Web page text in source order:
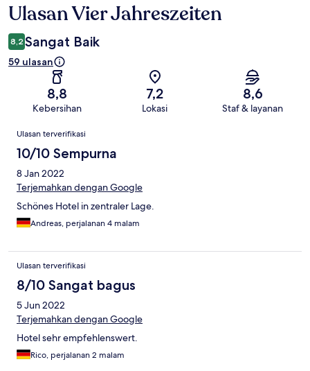
Ulasan
Ulasan Vier Jahreszeiten
8,2 Sangat Baik
59 ulasan
8,8
Kebersihan
7,2
Lokasi
8,6
Staf & layanan
Ulasan
Ulasan terverifikasi
10/10 Sempurna
8 Jan 2022
Terjemahkan dengan Google
Schönes Hotel in zentraler Lage.
Andreas, perjalanan 4 malam
Ulasan terverifikasi
8/10 Sangat bagus
5 Jun 2022
Terjemahkan dengan Google
Hotel sehr empfehlenswert.
Rico, perjalanan 2 malam